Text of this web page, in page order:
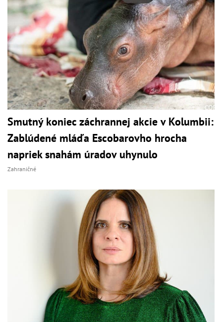
Smutný koniec záchrannej akcie v Kolumbii:
Zablúdené mláďa Escobarovho hrocha
napriek snahám úradov uhynulo
Zahraničné